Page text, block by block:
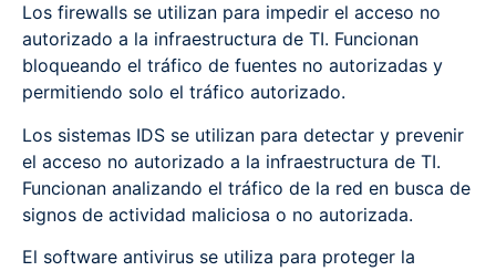
Los firewalls se utilizan para impedir el acceso no
autorizado a la infraestructura de TI. Funcionan
bloqueando el tráfico de fuentes no autorizadas y
permitiendo solo el tráfico autorizado.
Los sistemas IDS se utilizan para detectar y prevenir
el acceso no autorizado a la infraestructura de TI.
Funcionan analizando el tráfico de la red en busca de
signos de actividad maliciosa o no autorizada.
El software antivirus se utiliza para proteger la